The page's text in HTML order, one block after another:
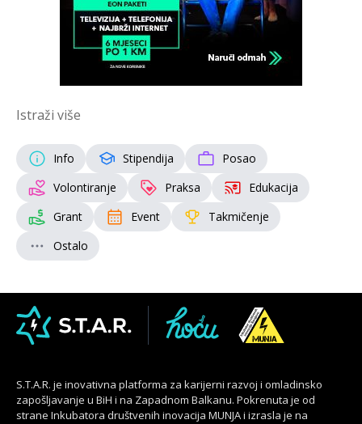
Istraži više
Info Stipendija
Posao
Volontiranje
Praksa
Edukacija
Grant
Event
Takmičenje
Ostalo
S.T.A.R. je inovativna platforma za karijerni razvoj i omladinsko
zapošljavanje u BiH i na Zapadnom Balkanu. Pokrenuta je od
strane Inkubatora društvenih inovacija MUNJA i izrasla je na